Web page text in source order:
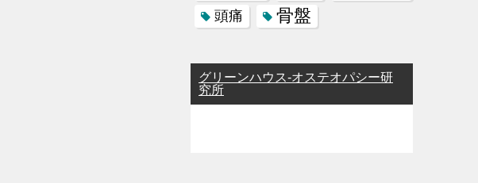
頭痛 骨盤
グリーンハウス-オステオパシー研
究所